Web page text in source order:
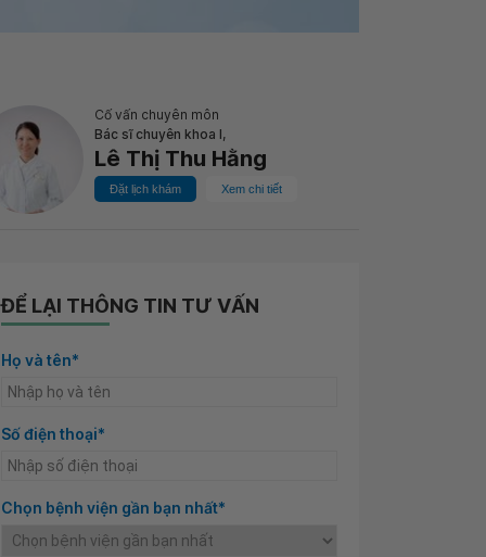
Cố vấn chuyên môn
Bác sĩ chuyên khoa I,
Lê Thị Thu Hằng
Đặt lịch khám Xem chi tiết
ĐỂ LẠI THÔNG TIN TƯ VẤN
Họ và tên*
Số điện thoại*
Chọn bệnh viện gần bạn nhất*